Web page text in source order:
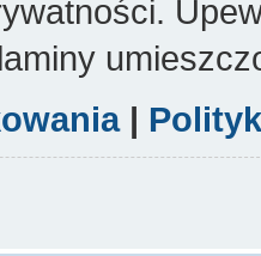
|